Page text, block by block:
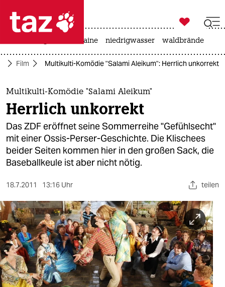
 taz zahl ich
taz zahl ich
themen
politik
öko
gesellschaft
kultur
sport
berlin
nord
wahrheit

taz zahl ich
krieg in der ukraine niedrigwasser waldbrände
Film Multikulti-Komödie "Salami Aleikum": Herrlich unkorrekt
Multikulti-Komödie "Salami Aleikum"
Herrlich unkorrekt
Das ZDF eröffnet seine Sommerreihe "Gefühlsecht"
mit einer Ossis-Perser-Geschichte. Die Klischees
beider Seiten kommen hier in den großen Sack, die
Baseballkeule ist aber nicht nötig.
18.7.2011 13:16 Uhr teilen